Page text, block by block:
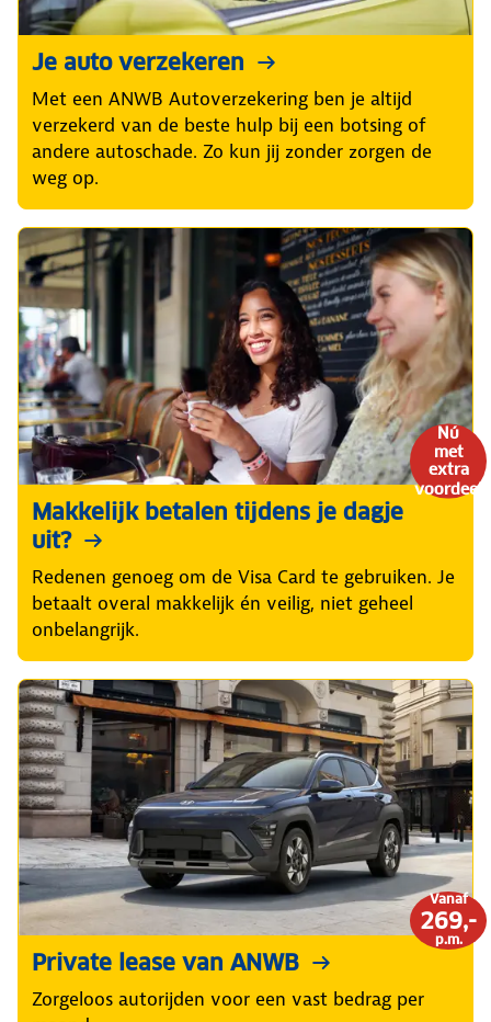
Je auto verzekeren
Met een ANWB Autoverzekering ben je altijd
verzekerd van de beste hulp bij een botsing of
andere autoschade. Zo kun jij zonder zorgen de
weg op.
Nú
met
extra
voordeel
Makkelijk betalen tijdens je dagje
uit?
Redenen genoeg om de Visa Card te gebruiken. Je
betaalt overal makkelijk én veilig, niet geheel
onbelangrijk.
Vanaf
269,-
p.m.
Private lease van ANWB
Zorgeloos autorijden voor een vast bedrag per